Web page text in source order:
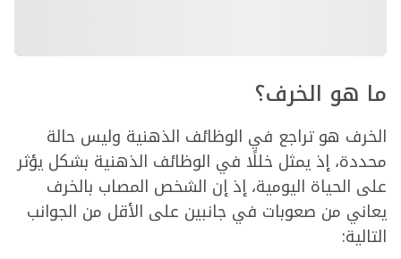
ما هو الخرف؟
الخرف هو تراجع في الوظائف الذهنية وليس حالة
محددة، إذ يمثل خللًا في الوظائف الذهنية بشكل يؤثر
على الحياة اليومية، إذ إن الشخص المصاب بالخرف
يعاني من صعوبات في جانبين على الأقل من الجوانب
التالية: